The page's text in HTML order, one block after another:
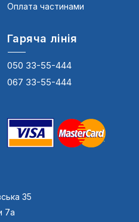
Оплата частинами
Гаряча лінія
050 33-55-444
067 33-55-444
35
7а